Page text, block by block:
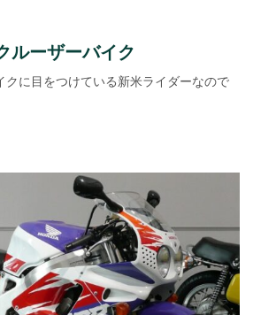
ルーザーバイク
クに目をつけている新米ライダーなので